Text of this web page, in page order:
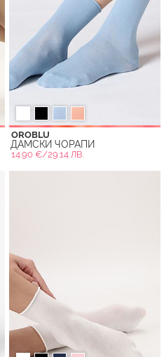
OROBLU
ДАМСКИ ЧОРАПИ
14.90 €/29.14 ЛВ.